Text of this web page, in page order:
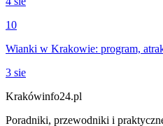
10
Wianki w Krakowie: program,
3 sie
Krakówinfo24.pl
Poradniki, przewodniki i